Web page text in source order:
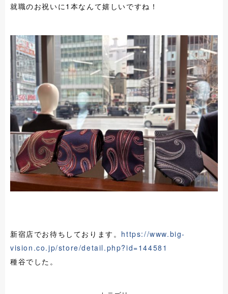
就職のお祝いに1本なんて嬉しいですね！
新宿店でお待ちしております。 https://www.big-
vision.co.jp/store/detail.php?id=144581
種谷でした。